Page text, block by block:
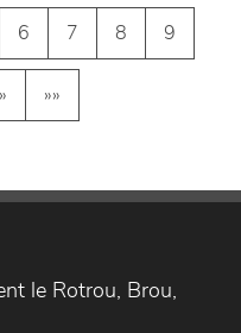
6 7 8 9
» »»
le Rotrou, Brou,